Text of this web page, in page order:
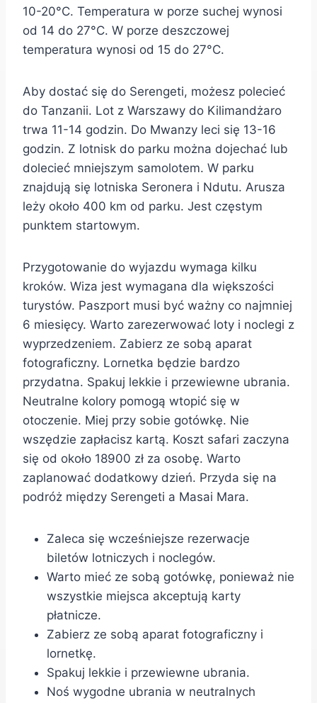
10-20°C. Temperatura w porze suchej wynosi
od 14 do 27°C. W porze deszczowej
temperatura wynosi od 15 do 27°C.
Aby dostać się do Serengeti, możesz polecieć
do Tanzanii. Lot z Warszawy do Kilimandżaro
trwa 11-14 godzin. Do Mwanzy leci się 13-16
godzin. Z lotnisk do parku można dojechać lub
dolecieć mniejszym samolotem. W parku
znajdują się lotniska Seronera i Ndutu. Arusza
leży około 400 km od parku. Jest częstym
punktem startowym.
Przygotowanie do wyjazdu wymaga kilku
kroków. Wiza jest wymagana dla większości
turystów. Paszport musi być ważny co najmniej
6 miesięcy. Warto zarezerwować loty i noclegi z
wyprzedzeniem. Zabierz ze sobą aparat
fotograficzny. Lornetka będzie bardzo
przydatna. Spakuj lekkie i przewiewne ubrania.
Neutralne kolory pomogą wtopić się w
otoczenie. Miej przy sobie gotówkę. Nie
wszędzie zapłacisz kartą. Koszt safari zaczyna
się od około 18900 zł za osobę. Warto
zaplanować dodatkowy dzień. Przyda się na
podróż między Serengeti a Masai Mara.
Zaleca się wcześniejsze rezerwacje
biletów lotniczych i noclegów.
Warto mieć ze sobą gotówkę, ponieważ nie
wszystkie miejsca akceptują karty
płatnicze.
Zabierz ze sobą aparat fotograficzny i
lornetkę.
Spakuj lekkie i przewiewne ubrania.
Noś wygodne ubrania w neutralnych